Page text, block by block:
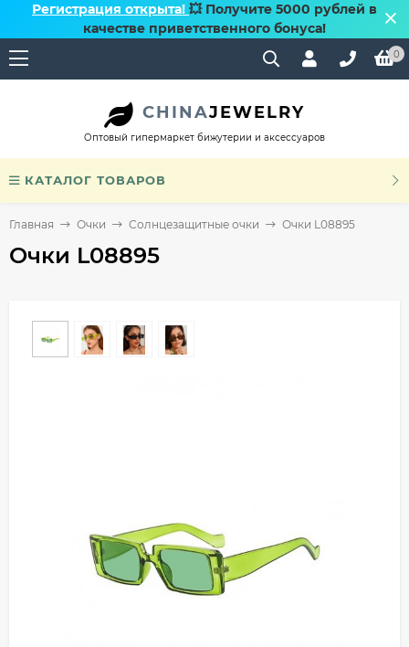
Регистрация открыта! 💥 Получите 5000 рублей в
качестве приветственного бонуса!
0
CHINAJEWELRY
Оптовый гипермаркет бижутерии и аксессуаров
КАТАЛОГ ТОВАРОВ
Главная Очки Солнцезащитные очки Очки L08895
Очки L08895